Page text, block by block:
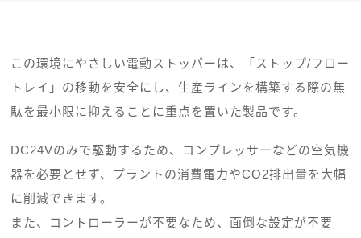
この環境にやさしい電動ストッパーは、「ストップ/フロー
トレイ」の移動を安全にし、生産ラインを構築する際の無
駄を最小限に抑えることに重点を置いた製品です。
DC24Vのみで駆動するため、コンプレッサーなどの空気機
器を必要とせず、プラントの消費電力やCO2排出量を大幅
に削減できます。
また、コントローラーが不要なため、面倒な設定が不要